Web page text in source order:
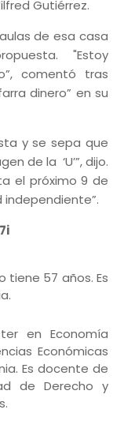
Gutiérrez.
de esa casa
"Estoy
comentó tras
dinero” en su
y se sepa que
de la ‘U’”, dijo.
el próximo 9 de
independiente”.
57 años. Es
en Economía
Económicas
Es docente de
de Derecho y